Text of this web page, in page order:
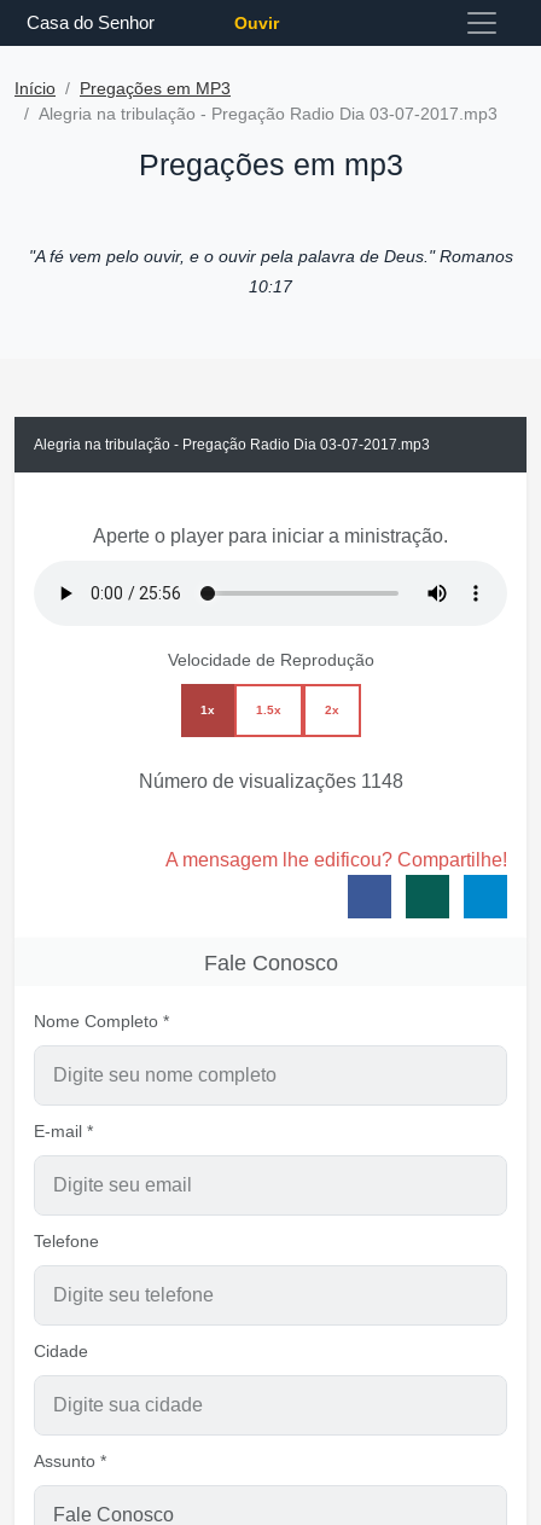
Casa do Senhor Ouvir
Início
Pregações em MP3
Alegria na tribulação - Pregação Radio Dia 03-07-2017.mp3
Pregações em mp3
"A fé vem pelo ouvir, e o ouvir pela palavra de Deus."Romanos
10:17
Alegria na tribulação - Pregação Radio Dia 03-07-2017.mp3
Aperte o player para iniciar a ministração.
Velocidade de Reprodução
1x 1.5x 2x
Número de visualizações 1148
A mensagem lhe edificou? Compartilhe!
Fale Conosco
Nome Completo *
E-mail *
Telefone
Cidade
Assunto *